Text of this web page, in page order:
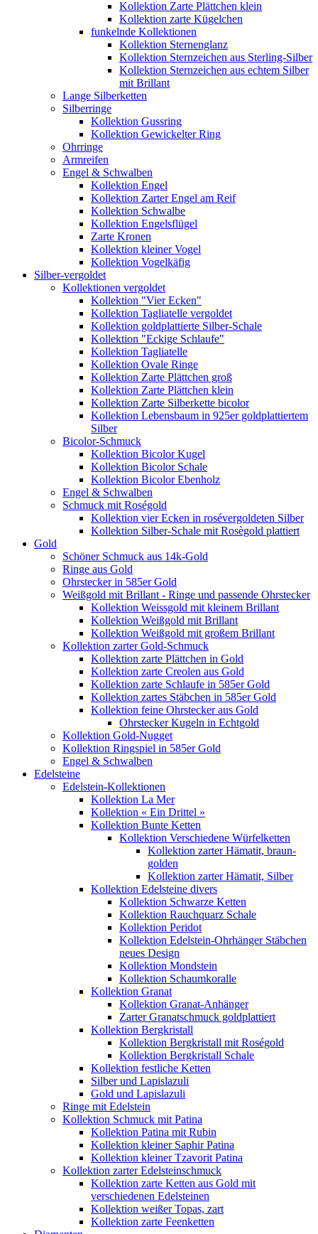
Kollektion Zarte Plättchen klein
Kollektion zarte Kügelchen
funkelnde Kollektionen
Kollektion Sternenglanz
Kollektion Sternzeichen aus Sterling-Silber
Kollektion Sternzeichen aus echtem Silber
mit Brillant
Lange Silberketten
Silberringe
Kollektion Gussring
Kollektion Gewickelter Ring
Ohrringe
Armreifen
Engel & Schwalben
Kollektion Engel
Kollektion Zarter Engel am Reif
Kollektion Schwalbe
Kollektion Engelsflügel
Zarte Kronen
Kollektion kleiner Vogel
Kollektion Vogelkäfig
Silber-vergoldet
Kollektionen vergoldet
Kollektion "Vier Ecken"
Kollektion Tagliatelle vergoldet
Kollektion goldplattierte Silber-Schale
Kollektion "Eckige Schlaufe"
Kollektion Tagliatelle
Kollektion Ovale Ringe
Kollektion Zarte Plättchen groß
Kollektion Zarte Plättchen klein
Kollektion Zarte Silberkette bicolor
Kollektion Lebensbaum in 925er goldplattiertem
Silber
Bicolor-Schmuck
Kollektion Bicolor Kugel
Kollektion Bicolor Schale
Kollektion Bicolor Ebenholz
Engel & Schwalben
Schmuck mit Roségold
Kollektion vier Ecken in rosévergoldeten Silber
Kollektion Silber-Schale mit Rosègold plattiert
Gold
Schöner Schmuck aus 14k-Gold
Ringe aus Gold
Ohrstecker in 585er Gold
Weißgold mit Brillant - Ringe und passende Ohrstecker
Kollektion Weissgold mit kleinem Brillant
Kollektion Weißgold mit Brillant
Kollektion Weißgold mit großem Brillant
Kollektion zarter Gold-Schmuck
Kollektion zarte Plättchen in Gold
Kollektion zarte Creolen aus Gold
Kollektion zarte Schlaufe in 585er Gold
Kollektion zartes Stäbchen in 585er Gold
Kollektion feine Ohrstecker aus Gold
Ohrstecker Kugeln in Echtgold
Kollektion Gold-Nugget
Kollektion Ringspiel in 585er Gold
Engel & Schwalben
Edelsteine
Edelstein-Kollektionen
Kollektion La Mer
Kollektion « Ein Drittel »
Kollektion Bunte Ketten
Kollektion Verschiedene Würfelketten
Kollektion zarter Hämatit, braun-
golden
Kollektion zarter Hämatit, Silber
Kollektion Edelsteine divers
Kollektion Schwarze Ketten
Kollektion Rauchquarz Schale
Kollektion Peridot
Kollektion Edelstein-Ohrhänger Stäbchen
neues Design
Kollektion Mondstein
Kollektion Schaumkoralle
Kollektion Granat
Kollektion Granat-Anhänger
Zarter Granatschmuck goldplattiert
Kollektion Bergkristall
Kollektion Bergkristall mit Roségold
Kollektion Bergkristall Schale
Kollektion festliche Ketten
Silber und Lapislazuli
Gold und Lapislazuli
Ringe mit Edelstein
Kollektion Schmuck mit Patina
Kollektion Patina mit Rubin
Kollektion kleiner Saphir Patina
Kollektion kleiner Tzavorit Patina
Kollektion zarter Edelsteinschmuck
Kollektion zarte Ketten aus Gold mit
verschiedenen Edelsteinen
Kollektion weißer Topas, zart
Kollektion zarte Feenketten